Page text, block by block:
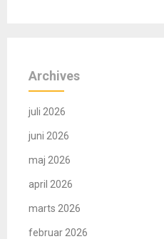
Archives
juli 2026
juni 2026
maj 2026
april 2026
marts 2026
februar 2026